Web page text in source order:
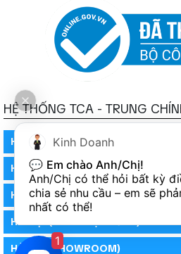
HỆ THỐNG TCA - TRUNG
HỒ CHÍ MINH
HỒ CHÍ MINH
HỒ CHÍ MINH (PHÒNG BẢO HÀNH)
HÀ NỘI (DEMO HỆ THỐNG)
HÀ NỘI (SHOWROOM)
Kinh Doanh
💬 Em chào Anh/Chị!
Anh/Chị có thể hỏi bất kỳ
chia sẻ nhu cầu – em sẽ
nhất có thể!
1